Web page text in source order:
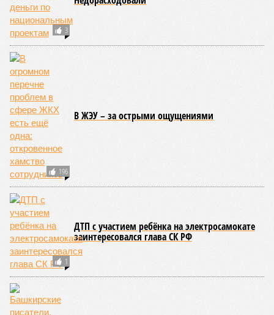
3
196
В ЖЭУ – за острыми ощущениями
1
ДТП с участием ребёнка на электросамокате
заинтересовался глава СК РФ